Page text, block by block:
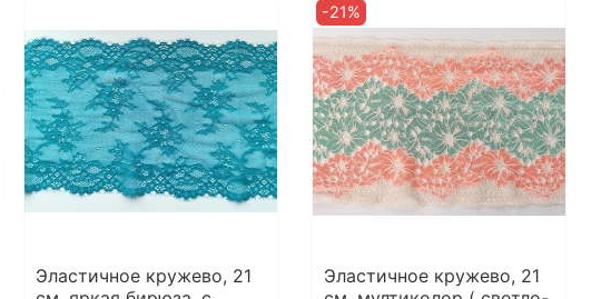
Эластичное кружево, 21
-21%
Эластичное кружево, 21